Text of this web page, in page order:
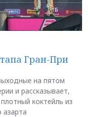
Гран-При
на пятом
и рассказывает,
коктейль из